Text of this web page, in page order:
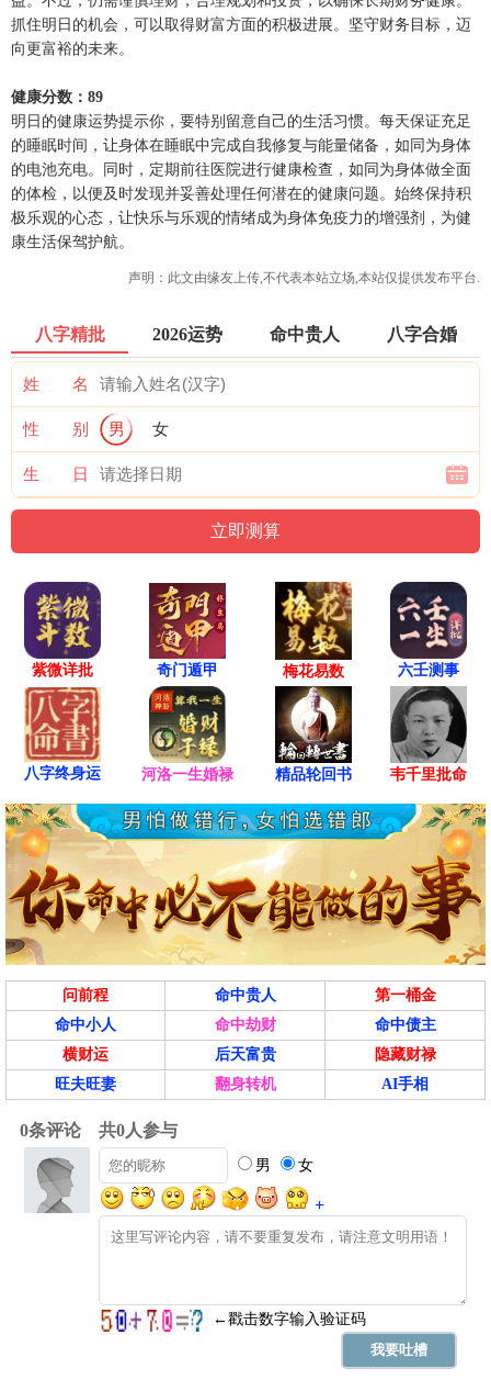
抓住明日的机会，可以取得财富方面的积极进展。坚守财务目标，迈
向更富裕的未来。
健康分数：89
明日的健康运势提示你，要特别留意自己的生活习惯。每天保证充足
的睡眠时间，让身体在睡眠中完成自我修复与能量储备，如同为身体
的电池充电。同时，定期前往医院进行健康检查，如同为身体做全面
的体检，以便及时发现并妥善处理任何潜在的健康问题。始终保持积
极乐观的心态，让快乐与乐观的情绪成为身体免疫力的增强剂，为健
康生活保驾护航。
声明：此文由缘友上传,不代表本站立场,本站仅提供发布平台.
八字精批 2026运势 命中贵人 八字合婚
姓 名
性 别 男 女
生 日
紫微详批 奇门遁甲 梅花易数 六壬测事
八字终身运 河洛一生婚禄 精品轮回书 韦千里批命
问前程 命中贵人
第一桶金
命中小人
命中劫财
命中债主
横财运
后天富贵
隐藏财禄
旺夫旺妻
翻身转机 AI手相